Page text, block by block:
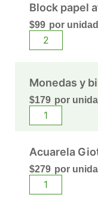
Block papel
$99 por unidad
Monedas y
$179 por
Acuarela
$279 por